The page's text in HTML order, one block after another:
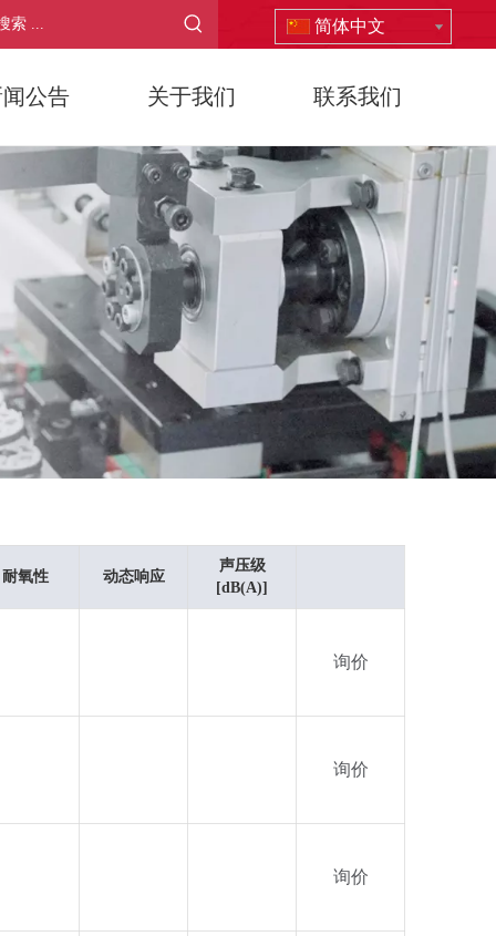
简体中文
公告 关于我们 联系我们
耐氧性 动态响应
声压级
[dB(A)]
询价
询价
询价